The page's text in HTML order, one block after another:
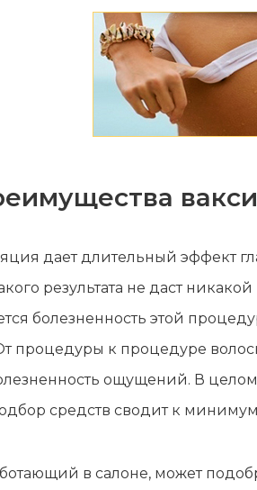
дает длительный эффект
результата не даст
болезненность этой
процедуры к процедуре
ощущений. В
средств сводит к
в салоне, может